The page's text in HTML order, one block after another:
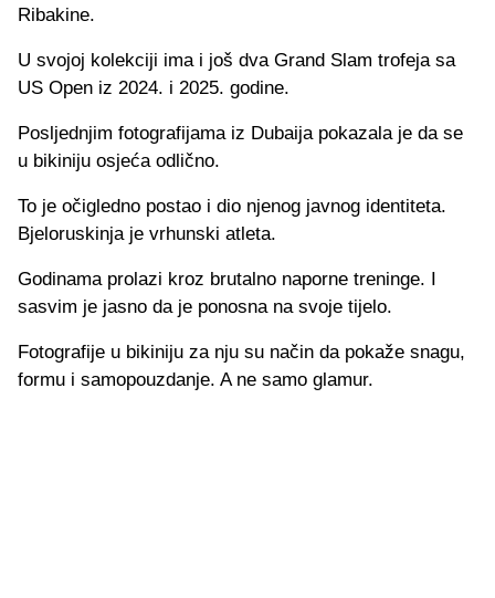
Ribakine.
U svojoj kolekciji ima i još dva Grand Slam trofeja sa
US Open iz 2024. i 2025. godine.
Posljednjim fotografijama iz Dubaija pokazala je da se
u bikiniju osjeća odlično.
To je očigledno postao i dio njenog javnog identiteta.
Bjeloruskinja je vrhunski atleta.
Godinama prolazi kroz brutalno naporne treninge. I
sasvim je jasno da je ponosna na svoje tijelo.
Fotografije u bikiniju za nju su način da pokaže snagu,
formu i samopouzdanje. A ne samo glamur.